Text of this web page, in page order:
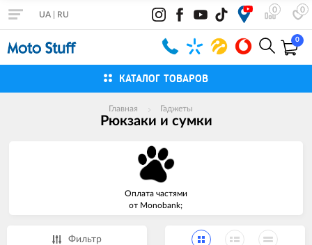
0 0
UA RU
0
КАТАЛОГ ТОВАРОВ
Главная Гаджеты
Рюкзаки и сумки
Оплата частями
от Monobank;
Фильтр